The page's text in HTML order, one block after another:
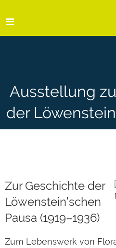
Ausstellung
der
Zur Geschichte der
Löwenstein’schen
Pausa (1919–1936)
Zum Lebenswerk von